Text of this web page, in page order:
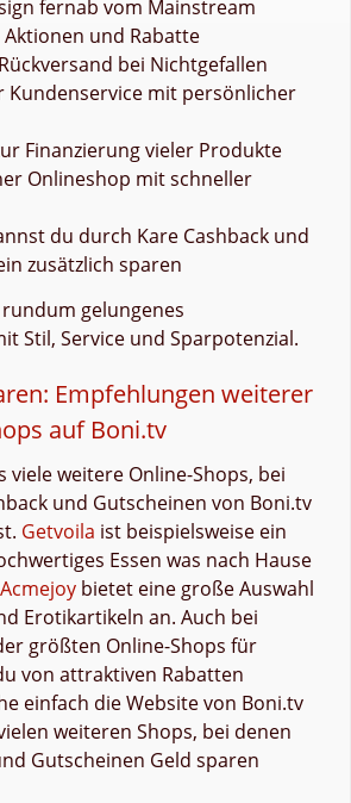
fernab vom Mainstream
Aktionen und Rabatte
bei Nichtgefallen
Kundenservice mit persönlicher
Finanzierung vieler Produkte
Onlineshop mit schneller
du durch Kare Cashback und
zusätzlich sparen
gelungenes
Stil, Service und Sparpotenzial.
Empfehlungen weiterer
auf Boni.tv
viele weitere Online-Shops, bei
und Gutscheinen von Boni.tv
Getvoila ist beispielsweise ein
Essen was nach Hause
Acmejoy bietet eine große Auswahl
Erotikartikeln an. Auch bei
größten Online-Shops für
von attraktiven Rabatten
einfach die Website von Boni.tv
weiteren Shops, bei denen
Gutscheinen Geld sparen